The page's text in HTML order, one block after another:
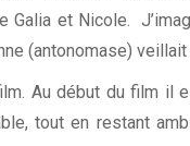
et Nicole.
(antonomase)
Au début du film il
tout en restant